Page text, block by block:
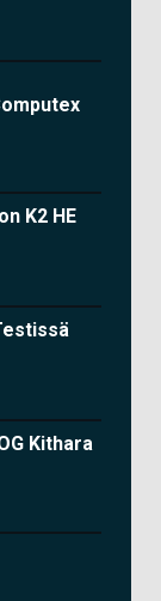
K2 HE
Kithara